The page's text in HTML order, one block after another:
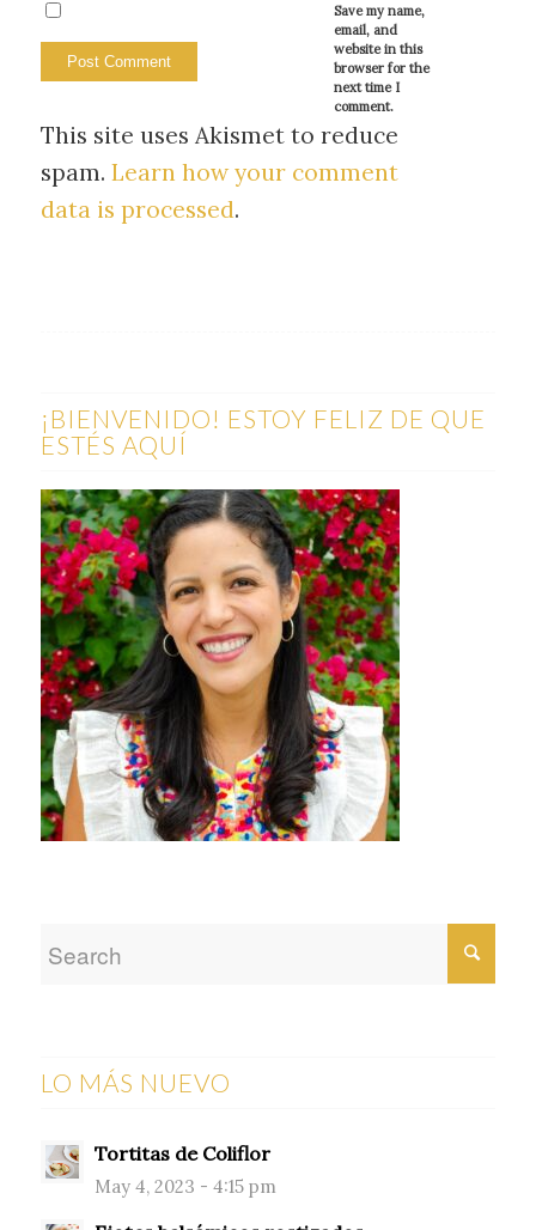
Save my name,
email, and
website in this
browser for the
next time I
comment.
This site uses Akismet to reduce
spam. Learn how your comment
data is processed.
¡BIENVENIDO! ESTOY FELIZ DE QUE
ESTÉS AQUÍ
LO MÁS NUEVO
Tortitas de Coliflor
May 4, 2023 - 4:15 pm